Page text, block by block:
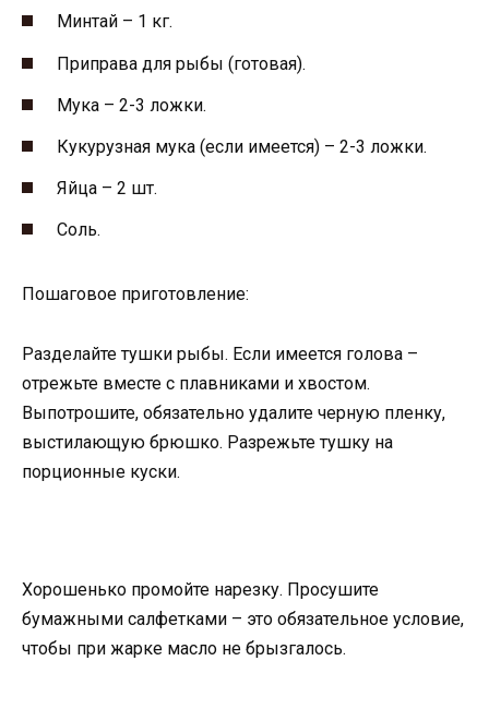
Минтай – 1 кг.
Приправа для рыбы (готовая).
Мука – 2-3 ложки.
Кукурузная мука (если имеется) – 2-3 ложки.
Яйца – 2 шт.
Соль.
Пошаговое приготовление:
Разделайте тушки рыбы. Если имеется голова –
отрежьте вместе с плавниками и хвостом.
Выпотрошите, обязательно удалите черную пленку,
выстилающую брюшко. Разрежьте тушку на
порционные куски.
Хорошенько промойте нарезку. Просушите
бумажными салфетками – это обязательное условие,
чтобы при жарке масло не брызгалось.